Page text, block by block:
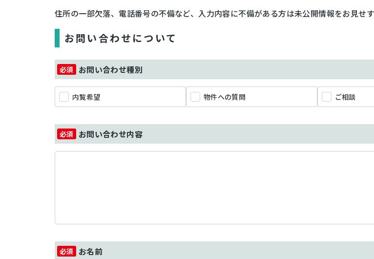
住所の一部欠落、電話番号の不備など、入力内容に不備がある方は未公開情報をお見せ
お問い合わせについて
お問い合わせ種別
内覧希望 物件への質問 ご相談
お問い合わせ内容
お名前